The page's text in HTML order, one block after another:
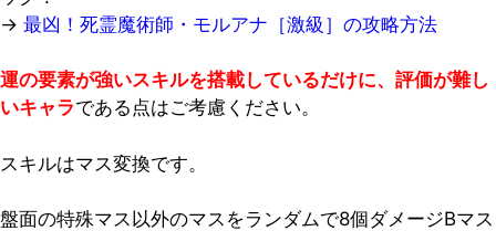
→ 最凶！死霊魔術師・モルアナ［激級］の攻略方法
運の要素が強いスキルを搭載しているだけに、評価が難し
いキャラである点はご考慮ください。
スキルはマス変換です。
盤面の特殊マス以外のマスをランダムで8個ダメージBマス